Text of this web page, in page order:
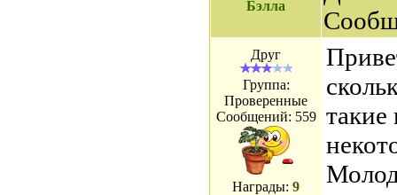
Бэлла
Друг
Группа:
Проверенные
Сообщений: 559
Награды: 9